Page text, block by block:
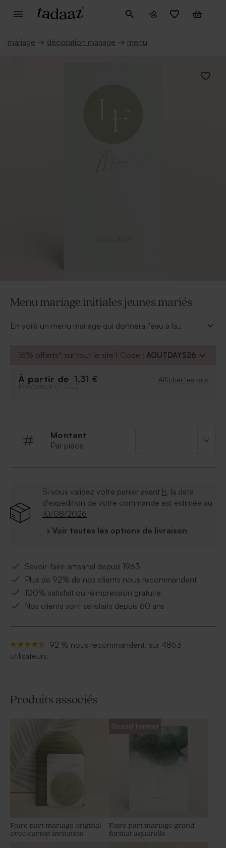
mariage → décoration mariage → menu
Menu mariage initiales jeunes mariés
En voilà un menu mariage qui donnera l'eau à la
de votre décoration de table.
15% offerts* sur tout le site | Code : AOUTDAYS26
À partir de 1,31 € Afficher les prix
Prix/pièce (T.T.C.)
Montant
Par pièce
Si vous validez votre panier avant h, la date
d'expédition de votre commande est estimée au
10/08/2026
› Voir toutes les options de livraison
Savoir-faire artisanal depuis 1963
Plus de 92% de nos clients nous recommandent
100% satisfait ou réimpression gratuite
Nos clients sont satisfaits depuis 60 ans
92 % nous recommandent, sur 4863
utilisateurs.
Produits associés
Faire part mariage original
avec carton invitation
Grand format
Faire part mariage grand
format aquarelle